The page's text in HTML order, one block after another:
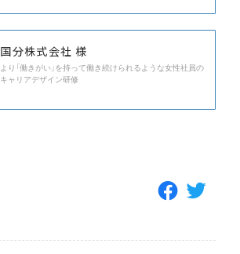
国分株式会社 様
より「働きがい」を持って働き続けられるような女性社員の
キャリアデザイン研修